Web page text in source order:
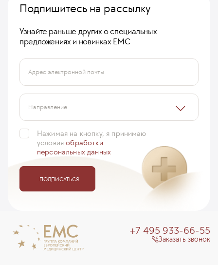
Подпишитесь на рассылку
Узнайте раньше других о специальных
предложениях и новинках ЕМС
Адрес электронной почты
Направление
Нажимая на кнопку, я принимаю
условияобработки
персональных данных
ПОДПИСАТЬСЯ
+7 495 933-66-55
Заказать звонок